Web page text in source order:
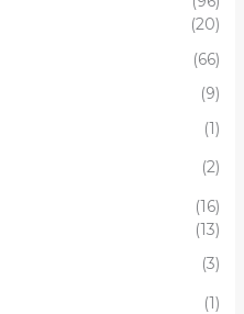
(20)
(66)
(9)
(1)
(2)
(16)
(13)
(3)
(1)